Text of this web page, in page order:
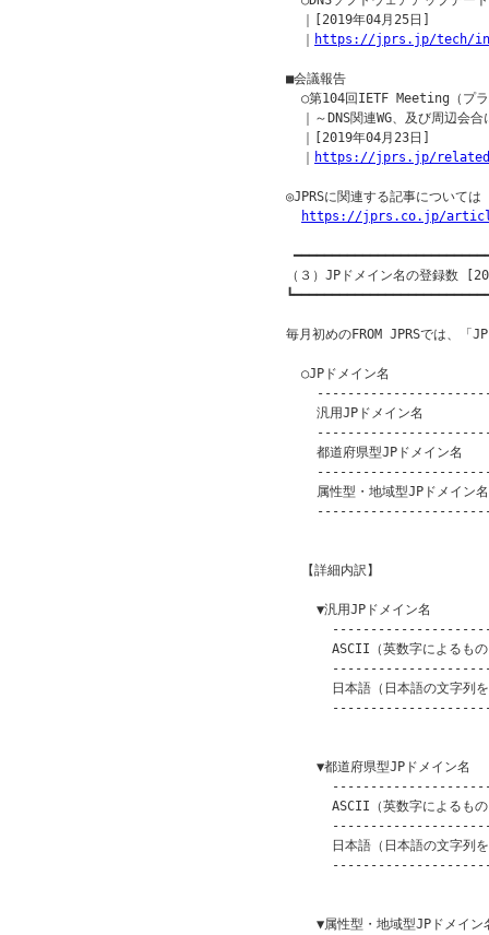
  ｜[2019年04月25日]
https://jprs.jp/tech/
■会議報告
○第104回IETF Meeting（プラ
｜～DNS関連WG、及び周辺会合
  ｜[2019年04月23日]
https://jprs.jp/related-
◎JPRSに関連する記事について
https://jprs.co.jp/
（３）JPドメイン名の登録数
毎月初めのFROM JPRSでは、「
  ○JPドメイン名
汎用JPドメイン名
都道府県型JPドメイン名
属性型・地域型JPドメイ
  【詳細内訳】
    ▼汎用JPドメイン名
ASCII（英数字によるも
日本語（日本語の文字列
    ▼都道府県型JPドメイン名
ASCII（英数字によるも
日本語（日本語の文字列
▼属性型・地域型JPドメイン